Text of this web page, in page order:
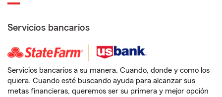
Servicios bancarios
Servicios bancarios a su manera. Cuando, donde y como los
quiera. Cuando esté buscando ayuda para alcanzar sus
metas financieras, queremos ser su primera y mejor opción